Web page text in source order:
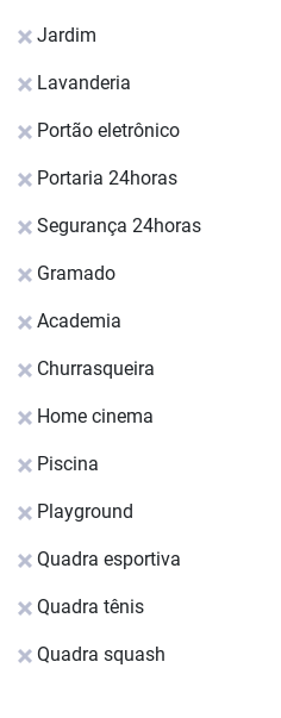
Jardim
Lavanderia
Portão eletrônico
Portaria 24horas
Segurança 24horas
Gramado
Academia
Churrasqueira
Home cinema
Piscina
Playground
Quadra esportiva
Quadra tênis
Quadra squash